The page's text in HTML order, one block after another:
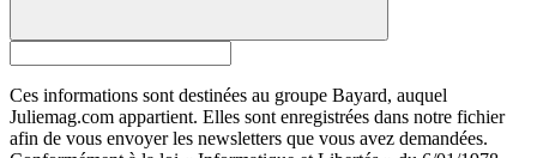
Ces informations sont destinées au groupe Bayard, auquel
Juliemag.com appartient. Elles sont enregistrées dans notre fichier
afin de vous envoyer les newsletters que vous avez demandées.